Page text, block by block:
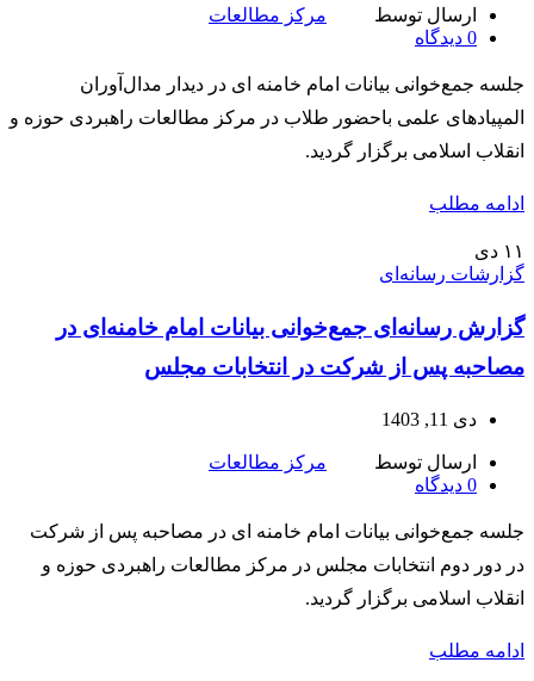
ارسال توسط
مرکز مطالعات
0 دیدگاه
جلسه جمع‌خوانی بیانات امام خامنه ای در دیدار مدال‌آوران
المپیادهای علمی باحضور طلاب در مرکز مطالعات راهبردی حوزه و
انقلاب اسلامی برگزار گردید.
ادامه مطلب
۱۱ دی
گزارشات رسانه‌ای
گزارش رسانه‌ای جمع‌خوانی بیانات امام خامنه‌ای در
مصاحبه پس از شرکت در انتخابات مجلس
دی 11, 1403
ارسال توسط
مرکز مطالعات
0 دیدگاه
جلسه جمع‌خوانی بیانات امام خامنه ای در مصاحبه پس از شرکت
در دور دوم انتخابات مجلس در مرکز مطالعات راهبردی حوزه و
انقلاب اسلامی برگزار گردید.
ادامه مطلب